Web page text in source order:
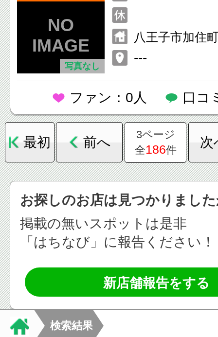
写真なし
八王子市加住
---
ファン：0人 口コ
最初 前へ
3ページ
全186件
次
お探しのお店は見つかりまし
掲載の無いスポットは是非
「はちなび」に報告ください！
新店舗報告をする
検索結果